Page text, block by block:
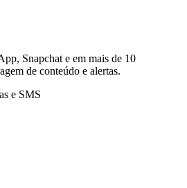
Snapchat e em mais de 10
de conteúdo e alertas.
e SMS